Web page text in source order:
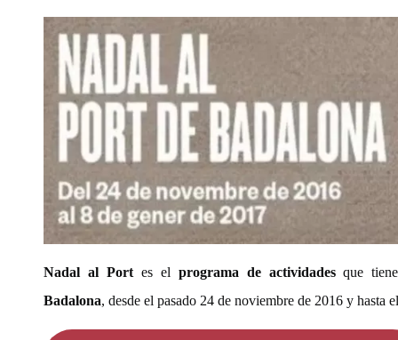
Nadal al Portes el programa de actividadesque
Badalona, desde el pasado 24 de noviembre de 2016 y hasta